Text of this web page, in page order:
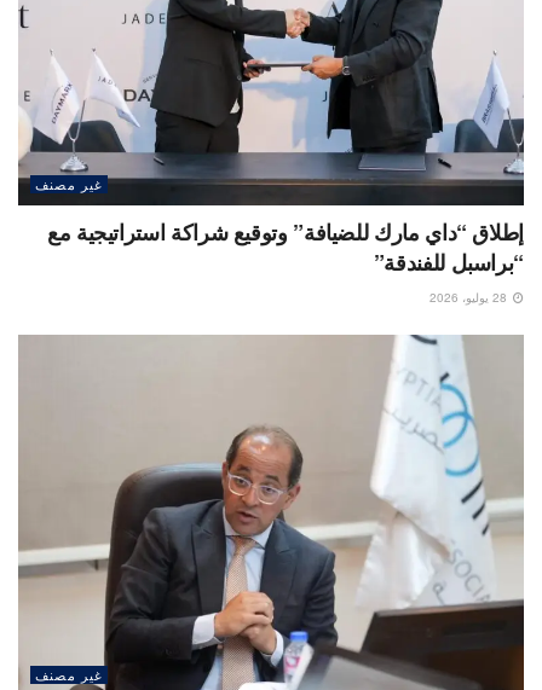
غير مصنف
إطلاق “داي مارك للضيافة” وتوقيع شراكة استراتيجية مع
“براسبل للفندقة”
غير مصنف